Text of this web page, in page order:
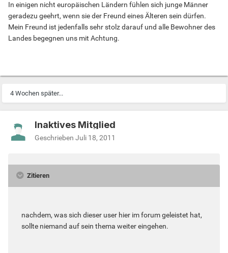
In einigen nicht europäischen Ländern fühlen sich junge Männer
geradezu geehrt, wenn sie der Freund eines Älteren sein dürfen.
Mein Freund ist jedenfalls sehr stolz darauf und alle Bewohner des
Landes begegnen uns mit Achtung.
4 Wochen später...
Inaktives Mitglied
Geschrieben Juli 18, 2011
Zitieren
nachdem, was sich dieser user hier im forum geleistet hat,
sollte niemand auf sein thema weiter eingehen.